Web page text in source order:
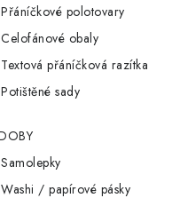
Přáníčkové polotovary
Celofánové obaly
Textová přáníčková razítka
Potištěné sady
Samolepky
Washi / papírové pásky